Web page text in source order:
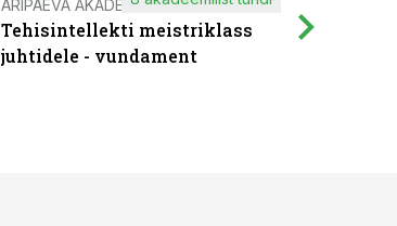
ÄRIPÄEVA AKADEEMIA
Tehisintellekti meistriklass
juhtidele - vundament